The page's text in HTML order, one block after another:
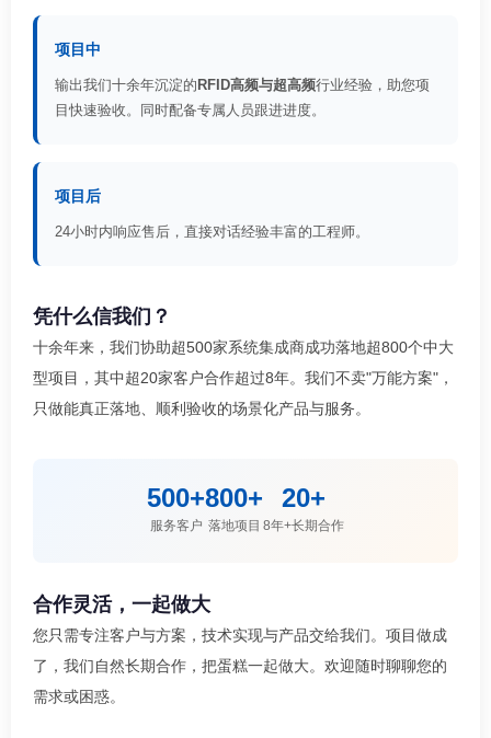
项目中
输出我们十余年沉淀的 RFID高频与超高频行业经验，助您项
目快速验收。同时配备专属人员跟进进度。
项目后
24小时内响应售后，直接对话经验丰富的工程师。
凭什么信我们？
十余年来，我们协助超500家系统集成商成功落地超800个中大
型项目，其中超20家客户合作超过8年。我们不卖"万能方案"，
只做能真正落地、顺利验收的场景化产品与服务。
500+
服务客户
800+
落地项目
20+
8年+长期合作
合作灵活，一起做大
您只需专注客户与方案，技术实现与产品交给我们。项目做成
了，我们自然长期合作，把蛋糕一起做大。欢迎随时聊聊您的
需求或困惑。